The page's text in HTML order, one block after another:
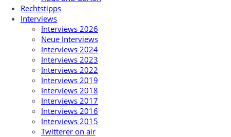
Rechtstipps
Interviews
Interviews 2026
Neue Interviews
Interviews 2024
Interviews 2023
Interviews 2022
Interviews 2019
Interviews 2018
Interviews 2017
Interviews 2016
Interviews 2015
Twitterer on air